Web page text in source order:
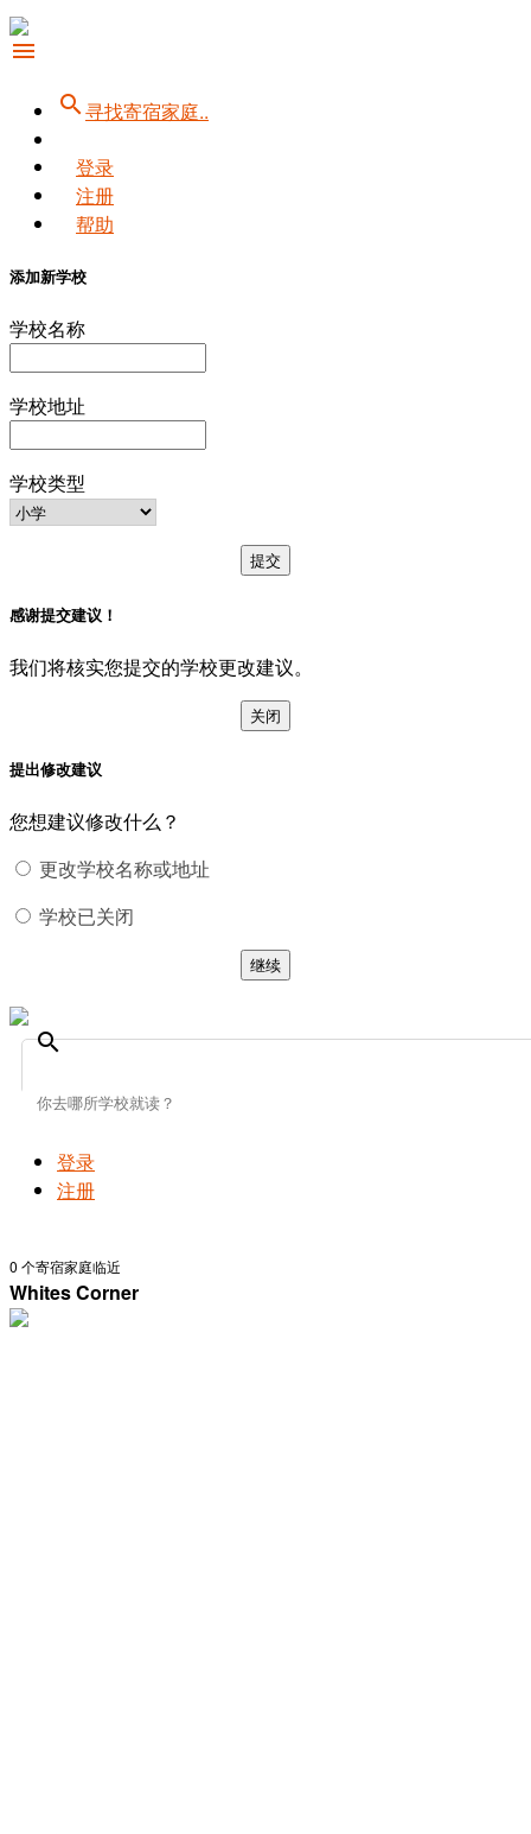
menu
search寻找寄宿家庭..
登录
注册
帮助
添加新学校
学校名称
学校地址
学校类型
提交
感谢提交建议！
我们将核实您提交的学校更改建议。
关闭
提出修改建议
您想建议修改什么？
更改学校名称或地址
学校已关闭
继续
search
登录
注册
0 个寄宿家庭临近
Whites Corner